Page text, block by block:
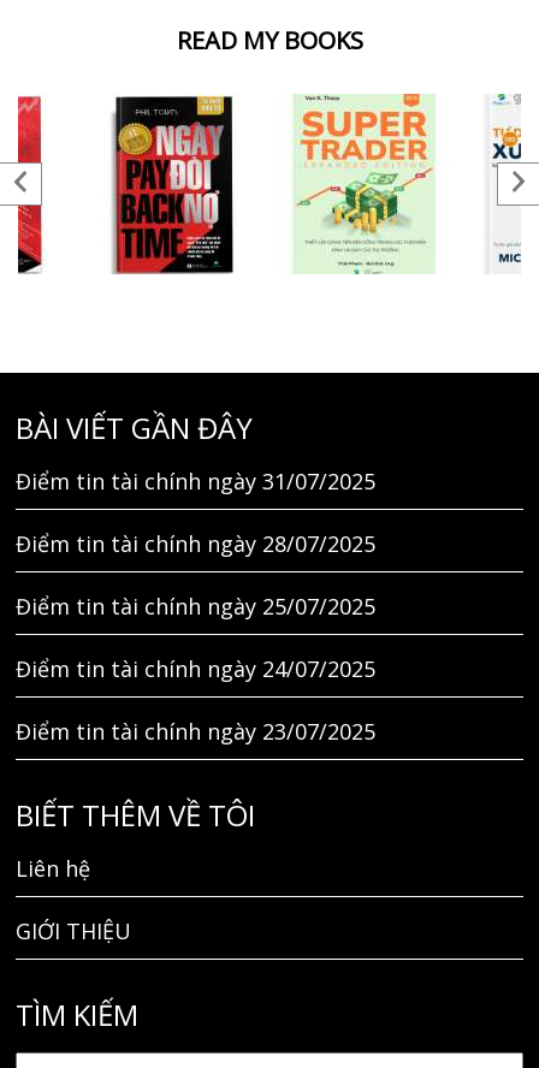
READ MY BOOKS
BÀI VIẾT GẦN ĐÂY
Điểm tin tài chính ngày 31/07/2025
Điểm tin tài chính ngày 28/07/2025
Điểm tin tài chính ngày 25/07/2025
Điểm tin tài chính ngày 24/07/2025
Điểm tin tài chính ngày 23/07/2025
BIẾT THÊM VỀ TÔI
Liên hệ
GIỚI THIỆU
TÌM KIẾM